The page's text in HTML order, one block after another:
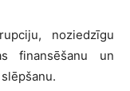
noziedzīgu
finansēšanu un